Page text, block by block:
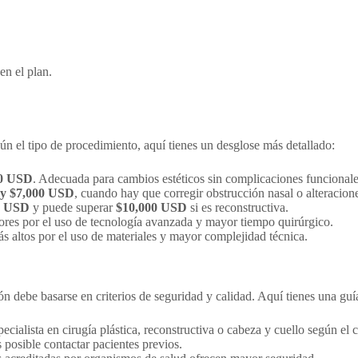
el plan.
el tipo de procedimiento, aquí tienes un desglose más detallado:
USD. Adecuada para cambios estéticos sin complicaciones
$7,000 USD, cuando hay que corregir obstrucción nasal o
USD y puede superar$10,000 USD si es reconstructiva.
por el uso de tecnología avanzada y mayor tiempo quirúrgico.
altos por el uso de materiales y mayor complejidad técnica.
debe basarse en criterios de seguridad y calidad. Aquí tienes una
en cirugía plástica, reconstructiva o cabeza y cuello según el
contactar pacientes previos.